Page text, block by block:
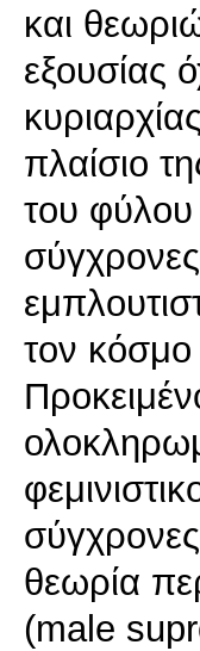
και
εξουσίας
πλαίσιο
του φύλου
τον κόσμο
θεωρία
(male